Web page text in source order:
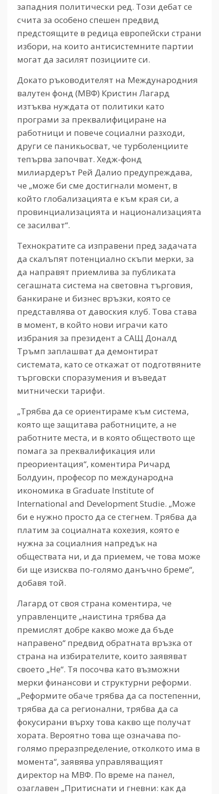
западния политически ред. Този дебат се
счита за особено спешен предвид
предстоящите в редица европейски страни
избори, на които антисистемните партии
могат да засилят позициите си.
Докато ръководителят на Международния
валутен фонд (МВФ) Кристин Лагард
изтъква нуждата от политики като
програми за преквалифициране на
работници и повече социални разходи,
други се паникьосват, че турболенциите
тепърва започват. Хедж-фонд
милиардерът Рей Далио предупреждава,
че „може би сме достигнали момент, в
който глобализацията е към края си, а
провинциализацията и национализацията
се засилват“.
Технократите са изправени пред задачата
да скалъпят потенциално скъпи мерки, за
да направят приемлива за публиката
сегашната система на световна търговия,
банкиране и бизнес връзки, която се
представлява от давоския клуб. Това става
в момент, в който нови играчи като
избрания за президент а САЩ Доналд
Тръмп заплашват да демонтират
системата, като се откажат от подготвяните
търговски споразумения и въведат
митнически тарифи.
„Трябва да се ориентираме към система,
която ще защитава работниците, а не
работните места, и в която обществото ще
помага за преквалификация или
преориентация“, коментира Ричард
Болдуин, професор по международна
икономика в Graduate Institute of
International and Development Studie. „Може
би е нужно просто да се стегнем. Трябва да
платим за социалната кохезия, която е
нужна за социалния напредък на
обществата ни, и да приемем, че това може
би ще изисква по-голямо данъчно бреме“,
добавя той.
Лагард от своя страна коментира, че
управленците „наистина трябва да
премислят добре какво може да бъде
направено“ предвид обратната връзка от
страна на избирателите, които заявяват
своето „Не“. Тя посочва като възможни
мерки финансови и структурни реформи.
„Реформите обаче трябва да са постепенни,
трябва да са регионални, трябва да са
фокусирани върху това какво ще получат
хората. Вероятно това ще означава по-
голямо преразпределение, отколкото има в
момента“, заявява управляващият
директор на МВФ. По време на панел,
озаглавен „Притиснати и гневни: как да